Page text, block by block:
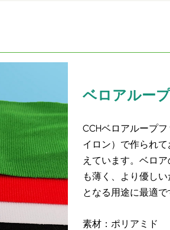
ベロアルー
CCHベロアループ
イロン）で作られ
えています。ベロ
も薄く、より優し
となる用途に最適で
素材：ポリアミド